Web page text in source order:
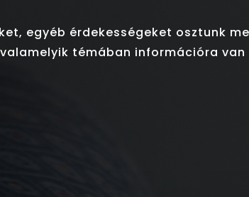
egyéb érdekességeket osztunk
témában információra van